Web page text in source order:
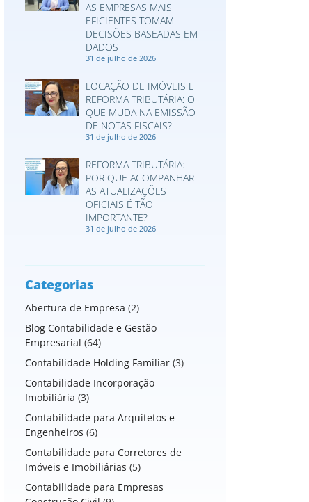
AS EMPRESAS MAIS
EFICIENTES TOMAM
DECISÕES BASEADAS EM
DADOS
31 de julho de 2026
LOCAÇÃO DE IMÓVEIS E
REFORMA TRIBUTÁRIA: O
QUE MUDA NA EMISSÃO
DE NOTAS FISCAIS?
31 de julho de 2026
REFORMA TRIBUTÁRIA:
POR QUE ACOMPANHAR
AS ATUALIZAÇÕES
OFICIAIS É TÃO
IMPORTANTE?
31 de julho de 2026
Categorias
Abertura de Empresa (2)
Blog Contabilidade e Gestão
Empresarial (64)
Contabilidade Holding Familiar(3)
Contabilidade Incorporação
Imobiliária (3)
Contabilidade para Arquitetos e
Engenheiros (6)
Contabilidade para Corretores de
Imóveis e Imobiliárias (5)
Contabilidade para Empresas